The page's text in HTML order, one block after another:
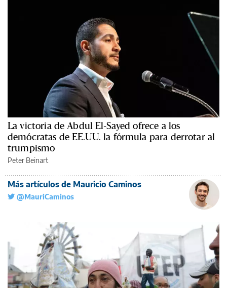
La victoria de Abdul El-Sayed ofrece a los
demócratas de EE.UU. la fórmula para derrotar al
trumpismo
Peter Beinart
Más artículos de Mauricio Caminos
@MauriCaminos